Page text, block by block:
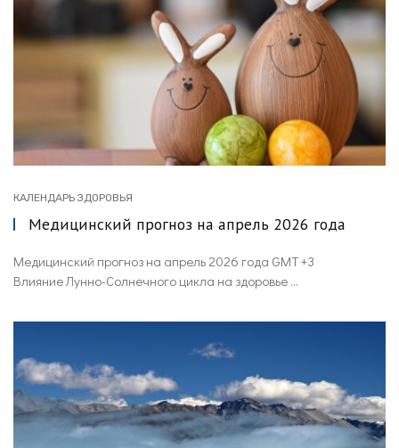
КАЛЕНДАРЬ ЗДОРОВЬЯ
Медицинский прогноз на апрель 2026 года
Медицинский прогноз на апрель 2026 года GMT +3
Влияние Лунно-Солнечного цикла на здоровье ...